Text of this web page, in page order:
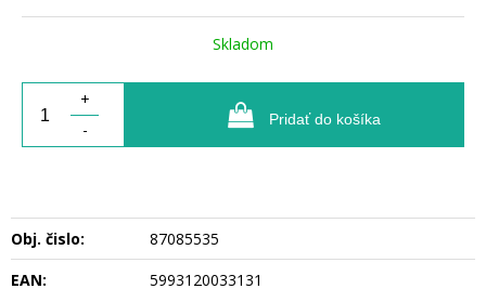
Skladom
+
-
Pridať do košíka
Obj. čislo:
87085535
EAN:
5993120033131